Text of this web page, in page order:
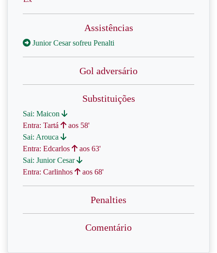
Assistências
Junior Cesar sofreu Penalti
Gol adversário
Substituições
Sai: Maicon
Entra: Tartá
aos 58'
Sai: Arouca
Entra: Edcarlos
aos 63'
Sai: Junior Cesar
Entra: Carlinhos
aos 68'
Penalties
Comentário